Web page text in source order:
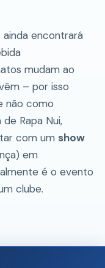
encontrará
mudam ao
– por isso
não como
Rapa Nui,
com um show
em
é o evento
clube.